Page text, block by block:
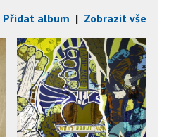
Přidat album | Zobrazit vše